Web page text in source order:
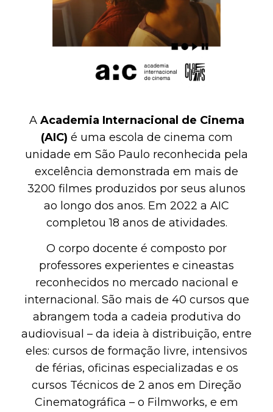
A Academia Internacional de Cinema
(AIC) é uma escola de cinema com
unidade em São Paulo reconhecida pela
excelência demonstrada em mais de
3200 filmes produzidos por seus alunos
ao longo dos anos. Em 2022 a AIC
completou 18 anos de atividades.
O corpo docente é composto por
professores experientes e cineastas
reconhecidos no mercado nacional e
internacional. São mais de 40 cursos que
abrangem toda a cadeia produtiva do
audiovisual – da ideia à distribuição, entre
eles: cursos de formação livre, intensivos
de férias, oficinas especializadas e os
cursos Técnicos de 2 anos em Direção
Cinematográfica – o Filmworks, e em